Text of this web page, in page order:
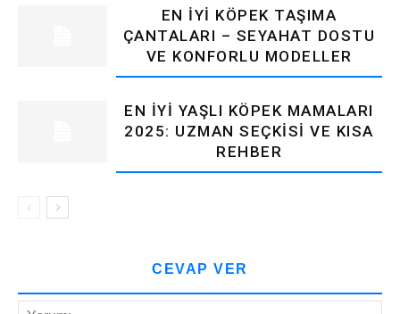
EN İYI KÖPEK TAŞIMA
ÇANTALARI – SEYAHAT DOSTU
VE KONFORLU MODELLER
EN İYI YAŞLI KÖPEK MAMALARI
2025: UZMAN SEÇKISI VE KISA
REHBER
CEVAP VER